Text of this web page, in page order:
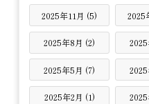
2025年11月 (5) 2025
2025年8月 (2)
2025年5月 (7)
2025年2月 (1)